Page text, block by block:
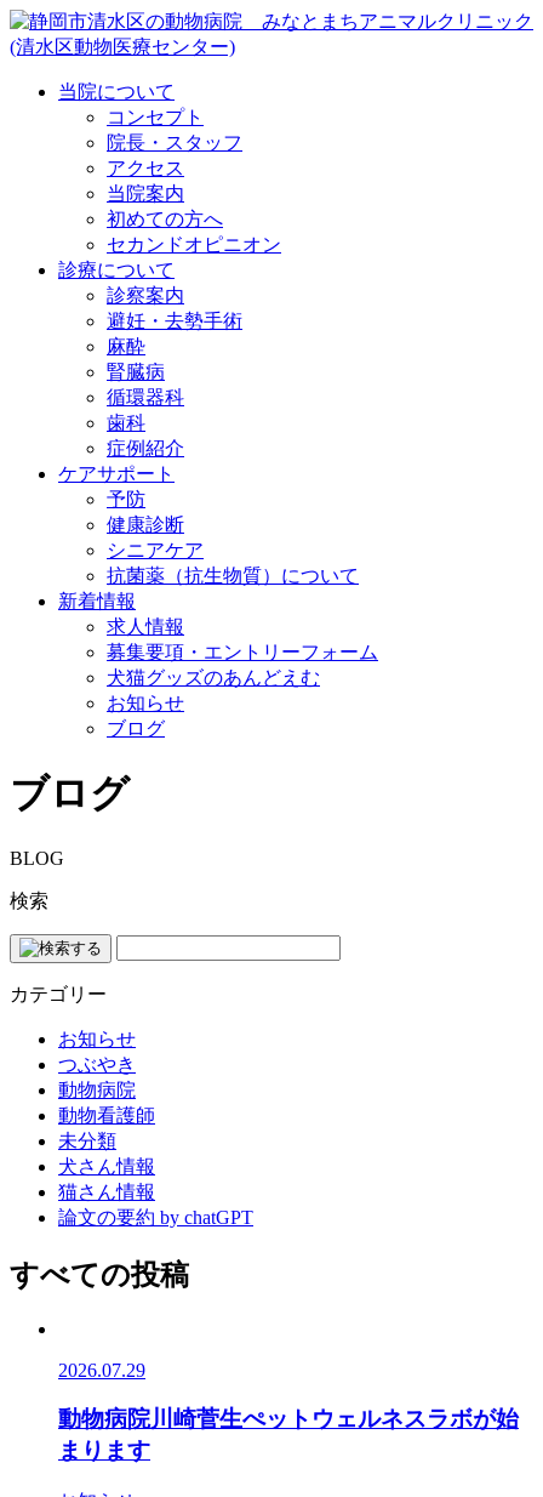
当院について
コンセプト
院長・スタッフ
アクセス
当院案内
初めての方へ
セカンドオピニオン
診療について
診察案内
避妊・去勢手術
麻酔
腎臓病
循環器科
歯科
症例紹介
ケアサポート
予防
健康診断
シニアケア
抗菌薬（抗生物質）について
新着情報
求人情報
募集要項・エントリーフォーム
犬猫グッズのあんどえむ
お知らせ
ブログ
ブログ
BLOG
検索
カテゴリー
お知らせ
つぶやき
動物病院
動物看護師
未分類
犬さん情報
猫さん情報
論文の要約 by chatGPT
すべての投稿
2026.07.29
動物病院川崎菅生ぺットウェルネスラボが始
まります